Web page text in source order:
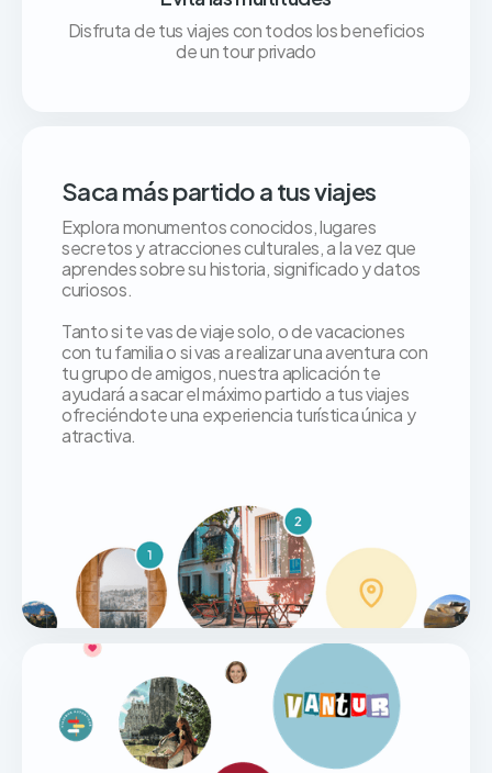
Disfruta de tus viajes con todos los beneficios
de un tour privado
Saca más partido a tus viajes
Explora monumentos conocidos, lugares
secretos y atracciones culturales, a la vez que
aprendes sobre su historia, significado y datos
curiosos.
Tanto si te vas de viaje solo, o de vacaciones
con tu familia o si vas a realizar una aventura con
tu grupo de amigos, nuestra aplicación te
ayudará a sacar el máximo partido a tus viajes
ofreciéndote una experiencia turística única y
atractiva.